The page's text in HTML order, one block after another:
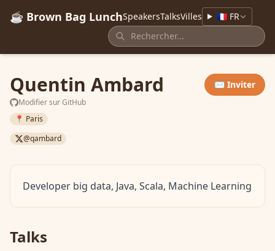
☕ Brown Bag LunchSpeakersTalksVilles 🇫🇷 FR
Quentin Ambard
Modifier sur GitHub
✉️ Inviter
📍 Paris
@qambard
Developer big data, Java, Scala, Machine Learning
Talks